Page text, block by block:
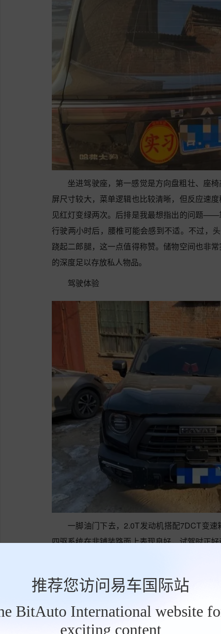
推荐您访问易车国际站
BitAuto International website
exciting content
坐进驾驶座，第一感觉是方向盘粗壮、座
屏尺寸较大，菜单逻辑也比较清晰，但反应速
见红灯变绿两次。后排是我最想指出的问题
行驶两小时后，腰椎可能会感到不适。不过，
跷起二郎腿，这一点值得称赞。储物空间也非
的深度足以存放私人物品。
驾驶体验
一脚油门下去，2.0T发动机搭配7DCT变
四驱系统在非铺装路面上表现良好，试驾时正
城市SUV。油耗方面，官方宣称6.9L，而我实
重，或者四驱系统一直处于工作状态。